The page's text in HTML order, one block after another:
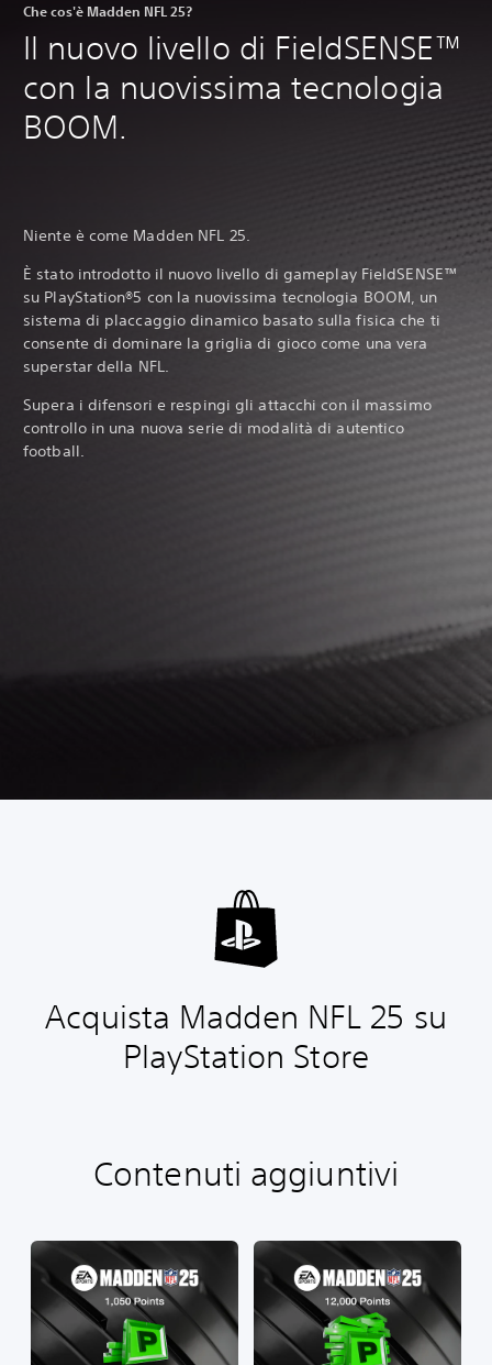
Che cos'è Madden NFL 25?
Il nuovo livello di FieldSENSE™
con la nuovissima tecnologia
BOOM.
Niente è come Madden NFL 25.‎
È stato introdotto il nuovo livello di gameplay FieldSENSE™
su PlayStation®5 con la nuovissima tecnologia BOOM, un
sistema di placcaggio dinamico basato sulla fisica che ti
consente di dominare la griglia di gioco come una vera
superstar della NFL.
Supera i difensori e respingi gli attacchi con il massimo
controllo in una nuova serie di modalità di autentico
football.
Acquista Madden NFL 25 su
PlayStation Store
Contenuti aggiuntivi